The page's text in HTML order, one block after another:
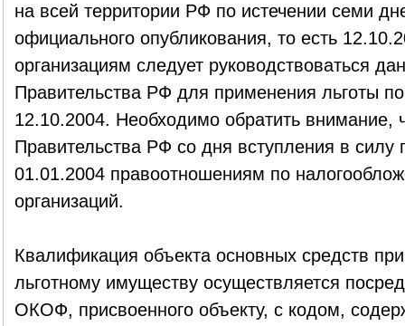
на всей территории РФ по истечении семи
официального опубликования, то есть
организациям следует руководствоваться
Правительства РФ для применения льготы
12.10.2004. Необходимо обратить внимание,
Правительства РФ со дня вступления в силу
01.01.2004 правоотношениям по
организаций.
Квалификация объекта основных средств
льготному имуществу осуществляется
ОКОФ, присвоенного объекту, с кодом,